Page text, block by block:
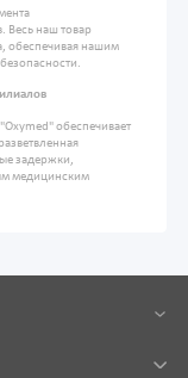
Весь наш товар
обеспечивая нашим
обеспечивает
задержки,
медицинским